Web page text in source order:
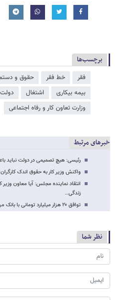
برچسب‌ها
فقر خط فقر حقوق و
بیمه بیکاری
اشتغال
وزارت تعاون کار و رفاه اجتماعی
خبرهای مرتبط
رئیسی: هیچ تصمیمی در دولت نباید
واکنش وزیر کار به حقوق اندک
زندگی…
توافق ۲۰ هزار میلیارد تومانی با بانک مرکزی برای ایجاد اشتغال
نظر شما